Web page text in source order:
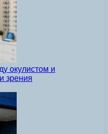
окулистом и
зрения